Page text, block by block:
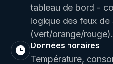
tableau de bord -
logique des feux de
(vert/orange/rouge).
Données horaires
Température,